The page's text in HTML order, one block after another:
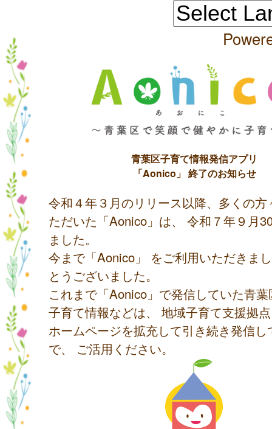
青葉区子育て情報発信アプリ
「Aonico」 終了のお知らせ
令和４年３月のリリース以降、多くの方
ただいた「Aonico」は、 令和７年９月
ました。
今まで「Aonico」 をご利用いただきま
とうございました。
これまで「Aonico」で発信していた青
子育て情報などは、 地域子育て支援拠
ホームページを拡充して引き続き発信し
で、 ご活用ください。